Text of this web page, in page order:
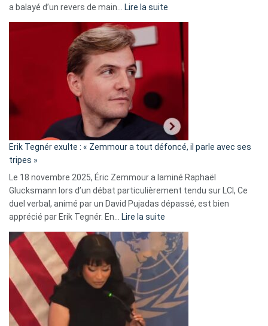
a balayé d’un revers de main…
Lire la suite
d’alliance
secrète
«
C’est
fake
news
»
Erik Tegnér exulte : « Zemmour a tout défoncé, il parle avec ses
tripes »
Le 18 novembre 2025, Éric Zemmour a laminé Raphaël
Glucksmann lors d’un débat particulièrement tendu sur LCI, Ce
duel verbal, animé par un David Pujadas dépassé, est bien
apprécié par Erik Tegnér. En…
Lire la suite
Tegnér
exulte
« Zemmour
a
tout